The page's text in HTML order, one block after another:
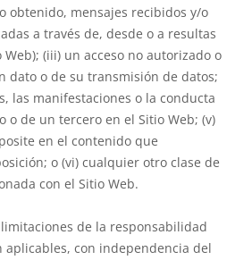
obtenido, mensajes recibidos y/o
a través de, desde o a resultas
Web); (iii) un acceso no autorizado o
dato o de su transmisión de datos;
las manifestaciones o la conducta
o de un tercero en el Sitio Web; (v)
en el contenido que
o (vi) cualquier otro clase de
con el Sitio Web.
de la responsabilidad
aplicables, con independencia del